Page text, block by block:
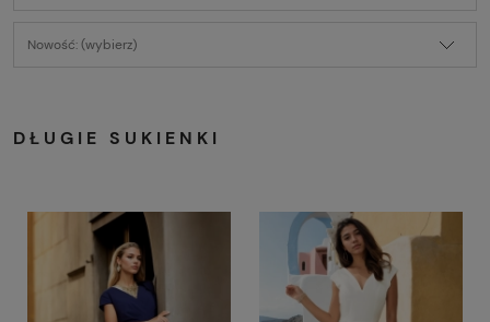
Nowość: (wybierz)
DŁUGIE SUKIENKI